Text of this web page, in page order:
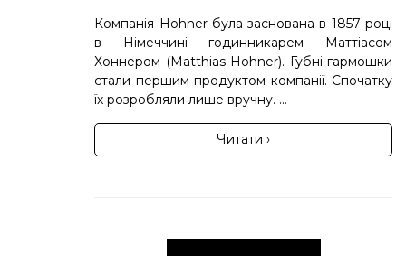
Компанія Hohner була заснована в 1857 році
в Німеччині годинникарем Маттіасом
Хоннером (Matthias Hohner). Губні гармошки
стали першим продуктом компанії. Спочатку
їх розробляли лише вручну. ...
Читати ›